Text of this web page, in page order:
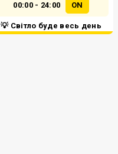
00:00 - 24:00 ON
💡 Світло буде весь день